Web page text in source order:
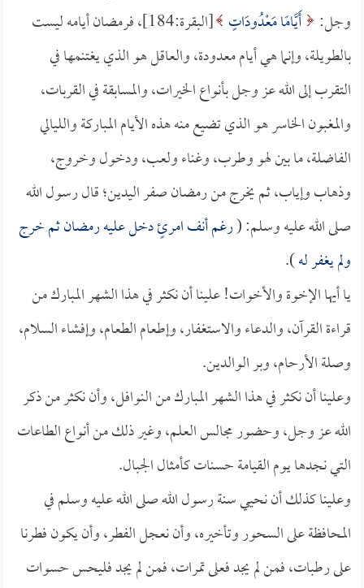
وجل: أَيَّامًا مَعْدُودَاتٍ
[البقرة:184]، فرمضان أيامه ليست
بالطويلة، وإنما هي أيام معدودة، والعاقل هو الذي يغتنمها في
التقرب إلى الله عز وجل بأنواع الخيرات، والمسابقة في القربات،
والمغبون الخاسر هو الذي تضيع منه هذه الأيام المباركة والليالي
الفاضلة، ما بين لهو وطرب، وغناء ولعب، ودخول وخروج،
وذهاب وإياب، ثم يخرج من رمضان صفر اليدين؛ قال رسول الله
صلى الله عليه وسلم: (رغم أنف امرئٍ دخل عليه رمضان ثم خرج
ولم يغفر له).
يا أيها الإخوة والأخوات! علينا أن نكثر في هذا الشهر المبارك من
قراءة القرآن، والدعاء والاستغفار، وإطعام الطعام، وإفشاء السلام،
وصلة الأرحام، وبر الوالدين.
وعلينا أن نكثر في هذا الشهر المبارك من النوافل، وأن نكثر من ذكر
الله عز وجل، وحضور مجالس العلم، وغير ذلك من أنواع الطاعات
التي نجدها يوم القيامة حسنات كأمثال الجبال.
وعلينا كذلك أن نحيي سنة رسول الله صلى الله عليه وسلم في
المحافظة على السحور وتأخيره، وأن نعجل الفطر، وأن يكون فطرنا
على رطبات، فمن لم يجد فعلى تمرات، فمن لم يجد فليحس حسوات